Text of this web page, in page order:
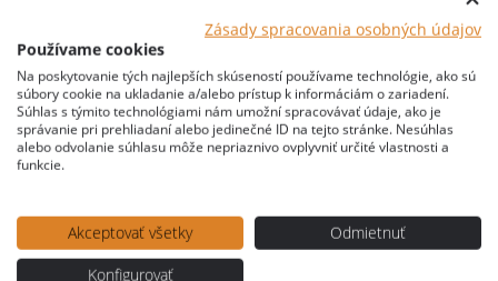
Zásady spracovania osobných údajov
Používame cookies
Na poskytovanie tých najlepších skúseností používame technológie, ako sú
súbory cookie na ukladanie a/alebo prístup k informáciám o zariadení.
Súhlas s týmito technológiami nám umožní spracovávať údaje, ako je
správanie pri prehliadaní alebo jedinečné ID na tejto stránke. Nesúhlas
alebo odvolanie súhlasu môže nepriaznivo ovplyvniť určité vlastnosti a
funkcie.
Akceptovať všetky
Odmietnuť
Konfigurovať